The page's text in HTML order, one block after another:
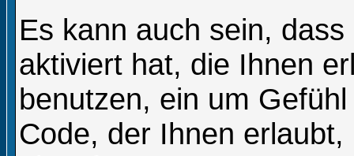
Es kann auch sein,
aktiviert hat, die Ihnen
benutzen, ein um
Code, der Ihnen